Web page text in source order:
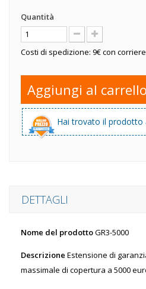
Quantità
Costi di spedizione: 9€ con
Aggiungi al carrello
Hai trovato il prodotto
DETTAGLI
Nome del prodottoGR3-5000
Descrizione Estensione di
massimale di copertura a 5000